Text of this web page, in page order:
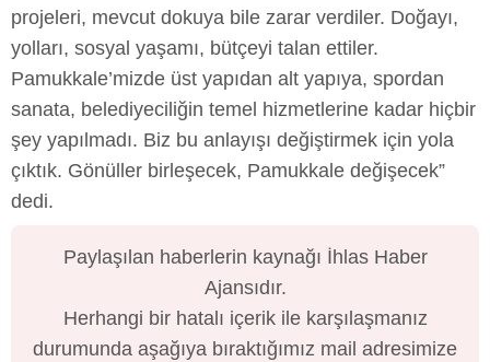
projeleri, mevcut dokuya bile zarar verdiler. Doğayı,
yolları, sosyal yaşamı, bütçeyi talan ettiler.
Pamukkale’mizde üst yapıdan alt yapıya, spordan
sanata, belediyeciliğin temel hizmetlerine kadar hiçbir
şey yapılmadı. Biz bu anlayışı değiştirmek için yola
çıktık. Gönüller birleşecek, Pamukkale değişecek”
dedi.
Paylaşılan haberlerin kaynağı İhlas Haber
Ajansıdır.
Herhangi bir hatalı içerik ile karşılaşmanız
durumunda aşağıya bıraktığımız mail adresimize